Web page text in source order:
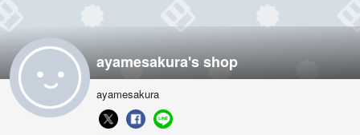
ayamesakura's shop
ayamesakura